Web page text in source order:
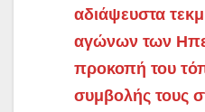
αδιάψευστα
αγώνων των
προκοπή του
συμβολής τους